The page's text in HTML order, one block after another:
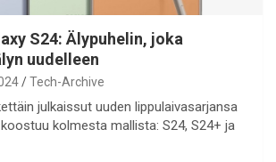
S24: Älypuhelin, joka
uudelleen
Tech-Archive
julkaissut uuden lippulaivasarjansa
kolmesta mallista: S24, S24+ ja